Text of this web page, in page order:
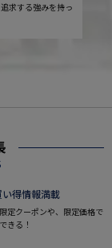
求する強みを持っ
い得情報満載
定クーポンや、限定価格で
きる！